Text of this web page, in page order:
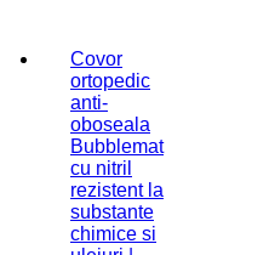
Covor
ortopedic
anti-
oboseala
Bubblemat
cu nitril
rezistent la
substante
chimice si